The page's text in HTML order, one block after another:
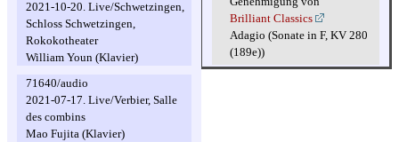
2021-10-20. Live/Schwetzingen,
Schloss Schwetzingen,
Rokokotheater
William Youn (Klavier)
71640/audio
2021-07-17. Live/Verbier, Salle
des combins
Mao Fujita (Klavier)
Brilliant Classics
Adagio (Sonate in F, KV 280
(189e))